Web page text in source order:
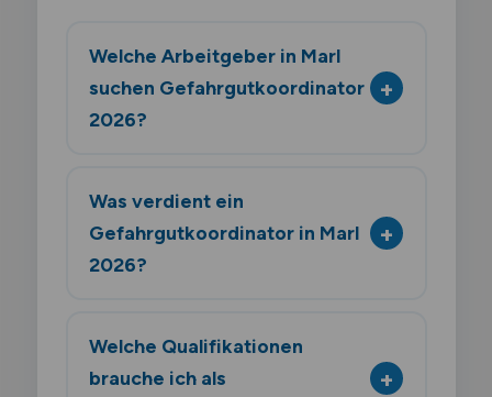
Welche Arbeitgeber in Marl
suchen Gefahrgutkoordinator
2026?
Was verdient ein
Gefahrgutkoordinator in Marl
2026?
Welche Qualifikationen
brauche ich als